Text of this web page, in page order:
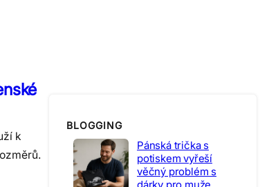
k
BLOGGING
Pánská trička s
potiskem vyřeší
věčný problém s
dárky pro muže